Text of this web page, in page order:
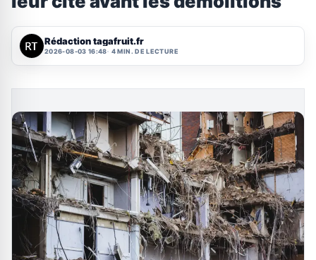
Rédaction tagafruit.fr
2026-08-03 16:48 4 MIN. DE LECTURE